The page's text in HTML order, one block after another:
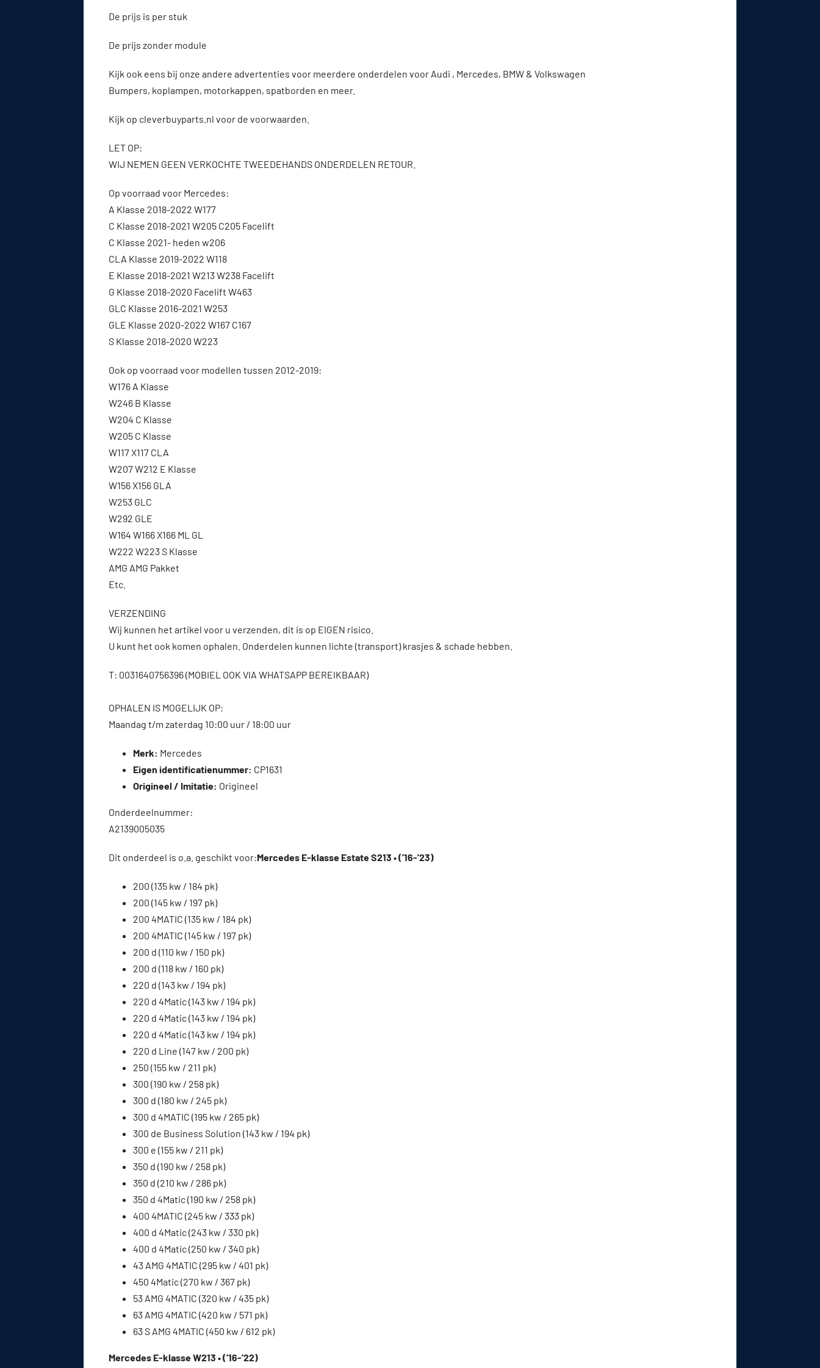
De prijs is per stuk
De prijs zonder module
Kijk ook eens bij onze andere advertenties voor meerdere onderdelen voor Audi , Mercedes, BMW & Volkswagen
Bumpers, koplampen, motorkappen, spatborden en meer.
Kijk op cleverbuyparts.nl voor de voorwaarden.
LET OP:
WIJ NEMEN GEEN VERKOCHTE TWEEDEHANDS ONDERDELEN RETOUR.
Op voorraad voor Mercedes:
A Klasse 2018-2022 W177
C Klasse 2018-2021 W205 C205 Facelift
C Klasse 2021- heden w206
CLA Klasse 2019-2022 W118
E Klasse 2018-2021 W213 W238 Facelift
G Klasse 2018-2020 Facelift W463
GLC Klasse 2016-2021 W253
GLE Klasse 2020-2022 W167 C167
S Klasse 2018-2020 W223
Ook op voorraad voor modellen tussen 2012-2019:
W176 A Klasse
W246 B Klasse
W204 C Klasse
W205 C Klasse
W117 X117 CLA
W207 W212 E Klasse
W156 X156 GLA
W253 GLC
W292 GLE
W164 W166 X166 ML GL
W222 W223 S Klasse
AMG AMG Pakket
Etc.
VERZENDING
Wij kunnen het artikel voor u verzenden, dit is op EIGEN risico.
U kunt het ook komen ophalen. Onderdelen kunnen lichte (transport) krasjes & schade hebben.
T: 0031640756396 (MOBIEL OOK VIA WHATSAPP BEREIKBAAR)
OPHALEN IS MOGELIJK OP:
Maandag t/m zaterdag 10:00 uur / 18:00 uur
Merk: Mercedes
Eigen identificatienummer: CP1631
Origineel / Imitatie: Origineel
Onderdeelnummer:
A2139005035
Dit onderdeel is o.a. geschikt voor:Mercedes E-klasse Estate S213 • (’16-’23)
200 (135 kw / 184 pk)
200 (145 kw / 197 pk)
200 4MATIC (135 kw / 184 pk)
200 4MATIC (145 kw / 197 pk)
200 d (110 kw / 150 pk)
200 d (118 kw / 160 pk)
220 d (143 kw / 194 pk)
220 d 4Matic (143 kw / 194 pk)
220 d 4Matic (143 kw / 194 pk)
220 d 4Matic (143 kw / 194 pk)
220 d Line (147 kw / 200 pk)
250 (155 kw / 211 pk)
300 (190 kw / 258 pk)
300 d (180 kw / 245 pk)
300 d 4MATIC (195 kw / 265 pk)
300 de Business Solution (143 kw / 194 pk)
300 e (155 kw / 211 pk)
350 d (190 kw / 258 pk)
350 d (210 kw / 286 pk)
350 d 4Matic (190 kw / 258 pk)
400 4MATIC (245 kw / 333 pk)
400 d 4Matic (243 kw / 330 pk)
400 d 4Matic (250 kw / 340 pk)
43 AMG 4MATIC (295 kw / 401 pk)
450 4Matic (270 kw / 367 pk)
53 AMG 4MATIC (320 kw / 435 pk)
63 AMG 4MATIC (420 kw / 571 pk)
63 S AMG 4MATIC (450 kw / 612 pk)
Mercedes E-klasse W213 • (’16-’22)